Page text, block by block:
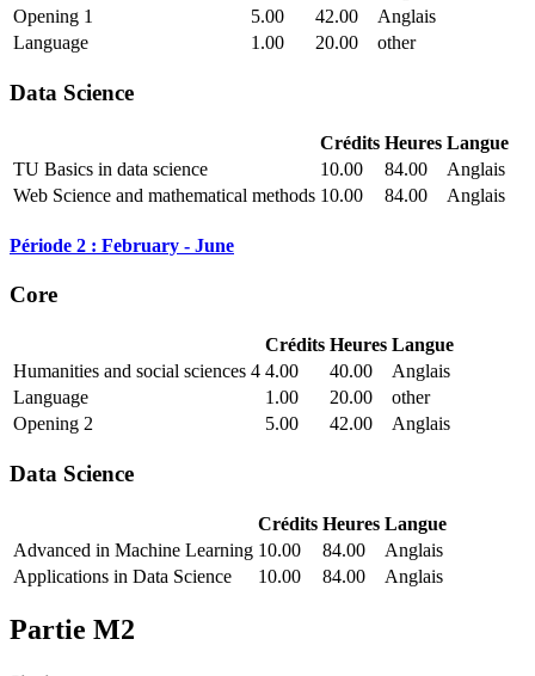
Opening 1
5.00 42.00
Anglais
Language
1.00 20.00 other
Data Science
Crédits Heures Langue
TU Basics in data science
10.00 84.00
Anglais
Web Science and mathematical methods 10.00 84.00 Anglais
Période 2 : February - June
Core
Crédits Heures Langue
Humanities and social sciences 4 4.00 40.00
Anglais
Language
1.00 20.00
other
Opening 2
5.00 42.00 Anglais
Data Science
Crédits Heures Langue
Advanced in Machine Learning 10.00 84.00
Anglais
Applications in Data Science
10.00 84.00 Anglais
Partie M2